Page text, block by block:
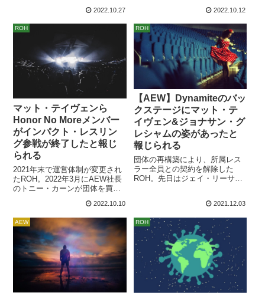
だったジェイ・リーサルはAEW
へ、バンディードはフリーエー
ジェントとして活動…など、そ
の後の歩みは人によってさまざ
ま。マット・テイヴェンやマイ
ク・ベネット、マリア・ケネリ
スらはインパクト・レスリング
へ移籍し、活躍していました。
インパクトで...
2022.10.27
ンド化しているので、AEW /
ではありますが…。レスリン
グ・オブザーバーのデイブ・メ
ルツァーによれば、WWEはテイ
ヴェンの獲得に興味があるそう
です。HHHがクリエイティブの
責任者に就任...
2022.10.12
ROH
マット・テイヴェンら
Honor No Moreメンバー
がインパクト・レスリン
グ参戦が終了したと報じ
られる
2021年末で運営体制が変更され
たROH。2022年3月にAEW社長
のトニー・カーンが団体を買収
を開催のみの運営体制となり、
各地でショーを頻繁に開催する
ことはなくなっています。元
ROHレスラーたちはさまざまな
団体で活動するようになり、マ
ット・テイヴェンやPCOはイン
パクト・レスリングを主戦場に
選びました。報道によれば、先
日開催さ...
2022.10.10
ROH
【AEW】Dynamiteのバッ
クステージにマット・テ
イヴェン&ジョナサン・グ
レシャムの姿があったと
報じられる
団体の再構築により、所属レス
ラー全員との契約を解除した
ROH。先日はジェイ・リーサル
ば、現地12月1日に放送された
Dynamiteの最新回のバックステ
ージにROH世界タッグ王座チャ
ンピオンのマット・テイヴェン
と元ROHピュア王座チャンピオ
ンのジョナサン・グレシャムが
いたそうです。WWEがインデ...
2021.12.03
AEW ROH